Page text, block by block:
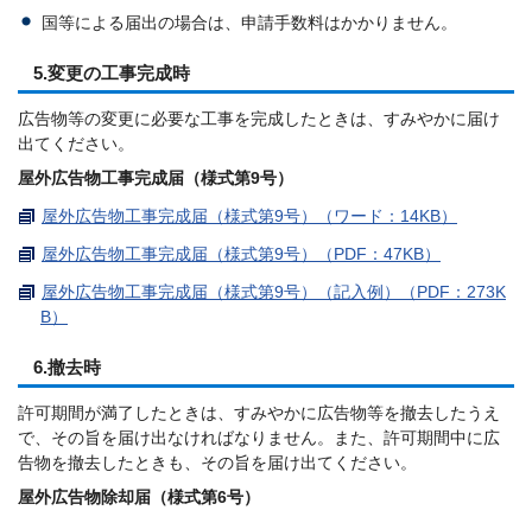
国等による届出の場合は、申請手数料はかかりません。
5.変更の工事完成時
広告物等の変更に必要な工事を完成したときは、すみやかに届け
出てください。
屋外広告物工事完成届（様式第9号）
屋外広告物工事完成届（様式第9号）（ワード：14KB）
屋外広告物工事完成届（様式第9号）（PDF：47KB）
屋外広告物工事完成届（様式第9号）（記入例）（PDF：273K
B）
6.撤去時
許可期間が満了したときは、すみやかに広告物等を撤去したうえ
で、その旨を届け出なければなりません。また、許可期間中に広
告物を撤去したときも、その旨を届け出てください。
屋外広告物除却届（様式第6号）